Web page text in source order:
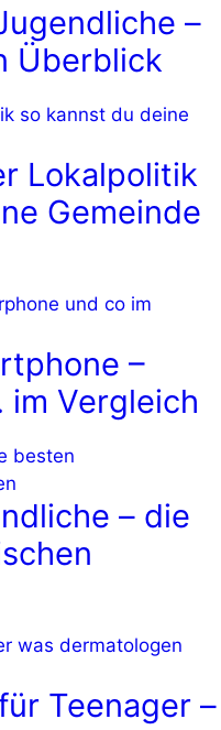
–
Überblick
Lokalpolitik
Gemeinde
–
im Vergleich
– die
Teenager –